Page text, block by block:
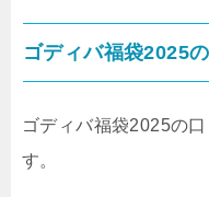
ゴディバ福袋2025
ゴディバ福袋2025の
す。